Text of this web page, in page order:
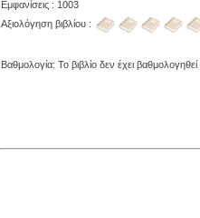
Εμφανίσεις : 1003
Αξιολόγηση βιβλίου :
Βαθμολογία: Το βιβλίο δεν έχει